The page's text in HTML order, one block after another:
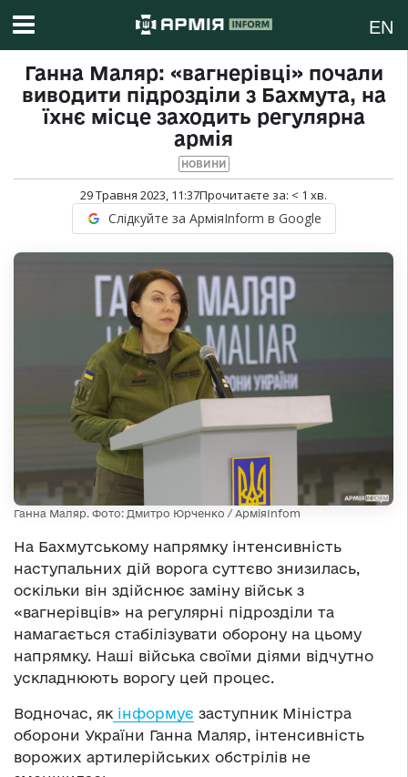
EN
Ганна Маляр: «вагнерівці» почали
виводити підрозділи з Бахмута, на
їхнє місце заходить регулярна
армія
НОВИНИ
29 Травня 2023, 11:37Прочитаєте за: < 1 хв.
Слідкуйте за АрміяInform в Google
Ганна Маляр. Фото: Дмитро Юрченко / АрміяInfom
На Бахмутському напрямку інтенсивність
наступальних дій ворога суттєво знизилась,
оскільки він здійснює заміну військ з
«вагнерівців» на регулярні підрозділи та
намагається стабілізувати оборону на цьому
напрямку. Наші війська своїми діями відчутно
ускладнюють ворогу цей процес.
Водночас, як інформує заступник Міністра
оборони України Ганна Маляр, інтенсивність
ворожих артилерійських обстрілів не